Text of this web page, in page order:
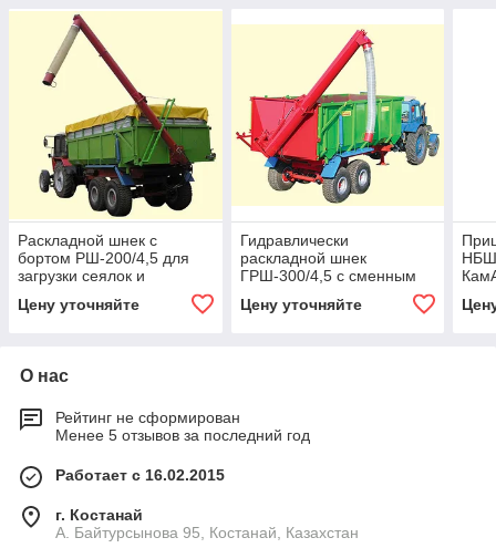
Раскладной шнек с
бортом РШ-200/4,5 для
загрузки сеялок и
минудобрений,
Цену уточняйте
Гидравлически
раскладной шнек
ГРШ-300/4,5 с сменным
Цену уточняйте
мин
О нас
Рейтинг не сформирован
Менее 5 отзывов за последний год
Работает с 16.02.2015
г. Костанай
А. Байтурсынова 95, Костанай, Казахстан